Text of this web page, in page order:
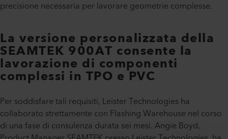
precisione necessaria per lavorare geometrie complesse.
La versione personalizzata della
SEAMTEK 900AT consente la
lavorazione di componenti
complessi in TPO e PVC
Per soddisfare tali requisiti, Leister Technologies ha
collaborato strettamente con Flashing Warehouse nel corso
di una fase di consulenza durata sei mesi. Angie Boyd,